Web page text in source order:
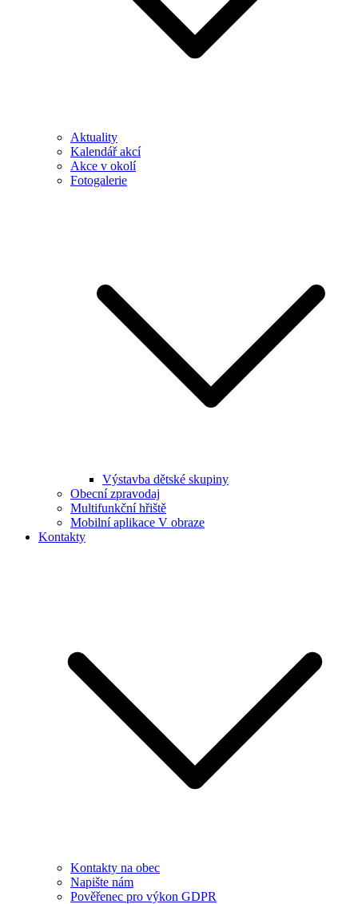
Aktuality
Kalendář akcí
Akce v okolí
Fotogalerie
Výstavba dětské skupiny
Obecní zpravodaj
Multifunkční hřiště
Mobilní aplikace V obraze
Kontakty
Kontakty na obec
Napište nám
Pověřenec pro výkon GDPR